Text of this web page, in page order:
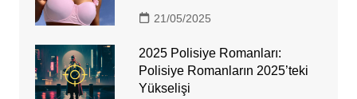
21/05/2025
2025 Polisiye Romanları:
Polisiye Romanların 2025’teki
Yükselişi